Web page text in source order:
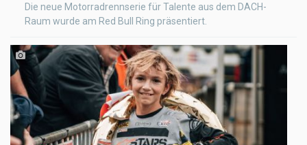
Die neue Motorradrennserie für Talente aus dem DACH-
Raum wurde am Red Bull Ring präsentiert.